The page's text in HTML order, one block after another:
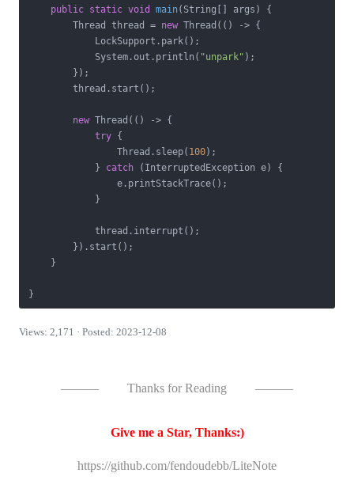
public static void main(String[] args)
{
        Thread thread =
new Thread(() -> {
            LockSupport.park();
            System.out.println(
"unpark" );
        });
        thread.start();
new Thread(() -> {
try {
                Thread.sleep(
100);
            }
catch (InterruptedException e) {
                e.printStackTrace();
            }
            thread.interrupt();
        }).start();
    }
Views: 2,171 · Posted: 2023-12-08
——— Thanks for Reading ———
Give me a Star, Thanks:)
https://github.com/fendoudebb/LiteNote